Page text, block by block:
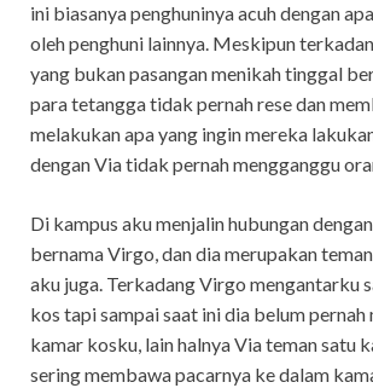
ini biasanya penghuninya acuh dengan
oleh penghuni lainnya. Meskipun
yang bukan pasangan menikah tinggal
para tetangga tidak pernah rese dan
melakukan apa yang ingin mereka
dengan Via tidak pernah mengganggu
Di kampus aku menjalin hubungan
bernama Virgo, dan dia merupakan
aku juga. Terkadang Virgo mengantarku
kos tapi sampai saat ini dia belum pernah
kamar kosku, lain halnya Via teman satu
sering membawa pacarnya ke dalam